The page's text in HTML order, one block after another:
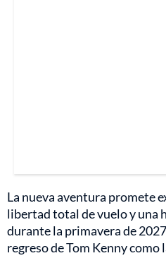
La nueva aventura promete
libertad total de vuelo y una
durante la primavera de
regreso de Tom Kenny como